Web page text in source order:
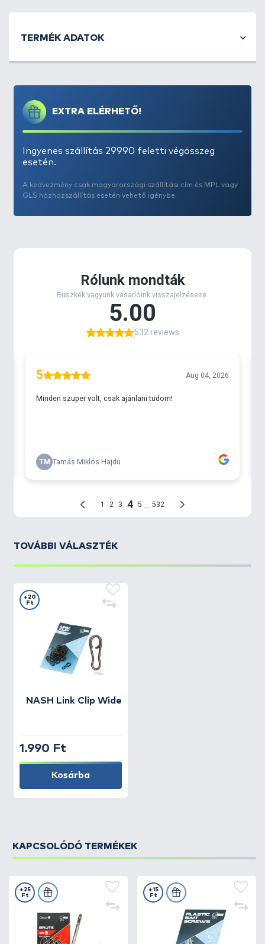
EXTRA ELÉRHETŐ!
Ingyenes szállítás 29990 feletti végösszeg
esetén.
A kedvezmény csak magyarországi szállítási cím és MPL vagy
GLS házhozszállítás esetén vehető igénybe.
TOVÁBBI VÁLASZTÉK
NASH Link Clip Wide
+20
Ft
1.990 Ft
Kosárba
TERMÉK ADATOK
KAPCSOLÓDÓ TERMÉKEK
+25
Ft
+15
Ft